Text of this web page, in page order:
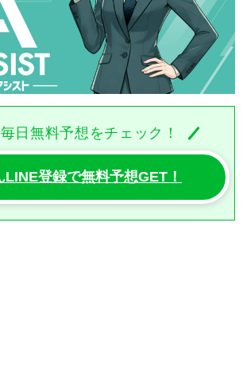
日無料予想をチェック！
LINE登録で無料予想GET！